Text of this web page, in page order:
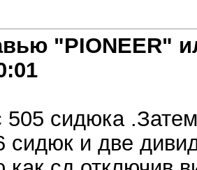
"PIONEER"
505 сидюка
сидюк и две